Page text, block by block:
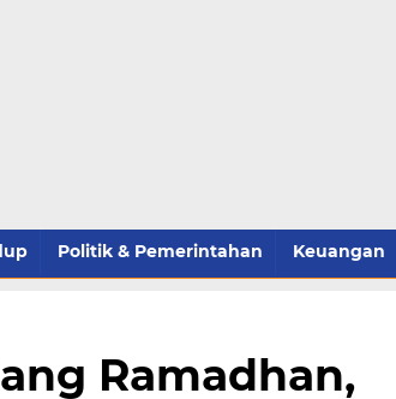
Politik & Pemerintahan Keuangan
Ramadhan,